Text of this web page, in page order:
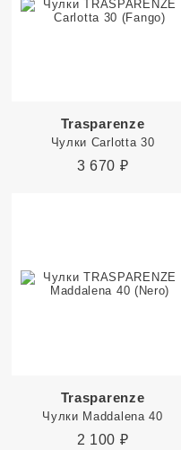
Trasparenze
Чулки Carlotta 30
3 670 ₽
Trasparenze
Чулки Maddalena 40
2 100 ₽